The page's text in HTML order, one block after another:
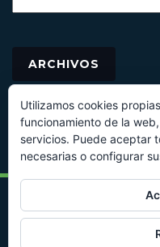
ARCHIVOS
© 2016 -
Utilizamos cookies
funcionamiento de la
servicios. Puede aceptar
necesarias o configurar